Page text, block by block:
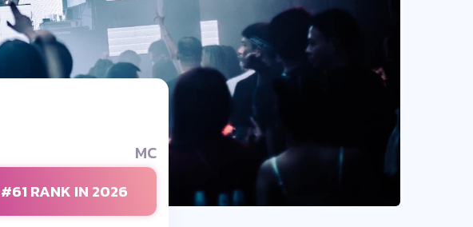
MC
#61 RANK IN 2026